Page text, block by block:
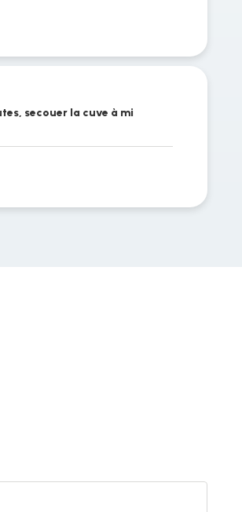
secouer la cuve à mi